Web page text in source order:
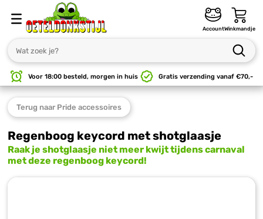
AccountWinkmandje
Voor 18:00 besteld, morgen in huis Gratis verzending vanaf €70,-
Terug naar Pride accessoires
Regenboog keycord met shotglaasje
Raak je shotglaasje niet meer kwijt tijdens carnaval
met deze regenboog keycord!